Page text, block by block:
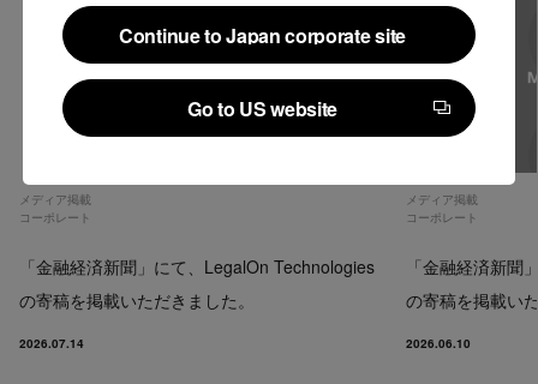
Continue to Japan corporate site
Continue to Japan corporate site
Go to US website
Go to US website
メディア掲載
コーポレート
「金融経済新聞」にて、LegalOn Technologies
の寄稿を掲載いただきました。
2026.07.14
メディア掲載
コーポレート
「金融経済新聞
の寄稿を掲載い
2026.06.10